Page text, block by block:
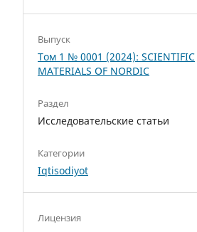
Выпуск
Том 1 № 0001 (2024): SCIENTIFIC
MATERIALS OF NORDIC
Раздел
Исследовательские статьи
Категории
Iqtisodiyot
Лицензия